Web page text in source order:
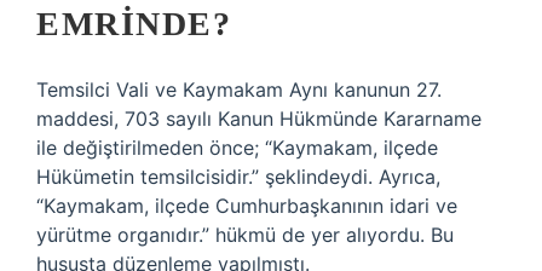
EMRINDE?
Temsilci Vali ve Kaymakam Aynı kanunun 27.
maddesi, 703 sayılı Kanun Hükmünde Kararname
ile değiştirilmeden önce; “Kaymakam, ilçede
Hükümetin temsilcisidir.” şeklindeydi. Ayrıca,
“Kaymakam, ilçede Cumhurbaşkanının idari ve
yürütme organıdır.” hükmü de yer alıyordu. Bu
hususta düzenleme yapılmıştı.